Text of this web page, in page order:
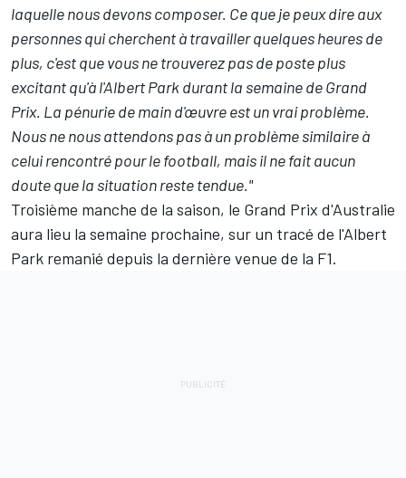
laquelle nous devons composer. Ce que je peux dire aux
personnes qui cherchent à travailler quelques heures de
plus, c'est que vous ne trouverez pas de poste plus
excitant qu'à l'Albert Park durant la semaine de Grand
Prix. La pénurie de main d'œuvre est un vrai problème.
Nous ne nous attendons pas à un problème similaire à
celui rencontré pour le football, mais il ne fait aucun
doute que la situation reste tendue."
Troisième manche de la saison, le Grand Prix d'Australie
aura lieu la semaine prochaine, sur un tracé de l'Albert
Park remanié depuis la dernière venue de la F1.